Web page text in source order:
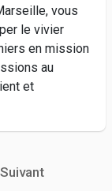
vous
le vivier
en mission
au
et
Suivant